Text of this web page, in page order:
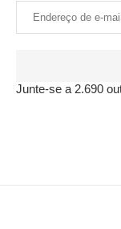
Junte-se a 2.690